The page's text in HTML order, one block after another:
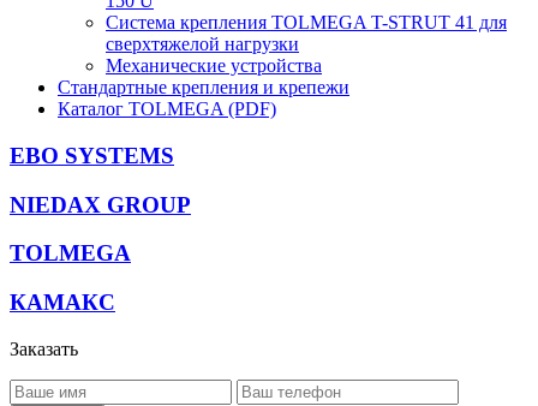
Система крепления TOLMEGA T-STRUT 41 для
сверхтяжелой нагрузки
Механические устройства
Стандартные крепления и крепежи
Каталог TOLMEGA (PDF)
EBO SYSTEMS
NIEDAX GROUP
TOLMEGA
КАМАКС
Заказать